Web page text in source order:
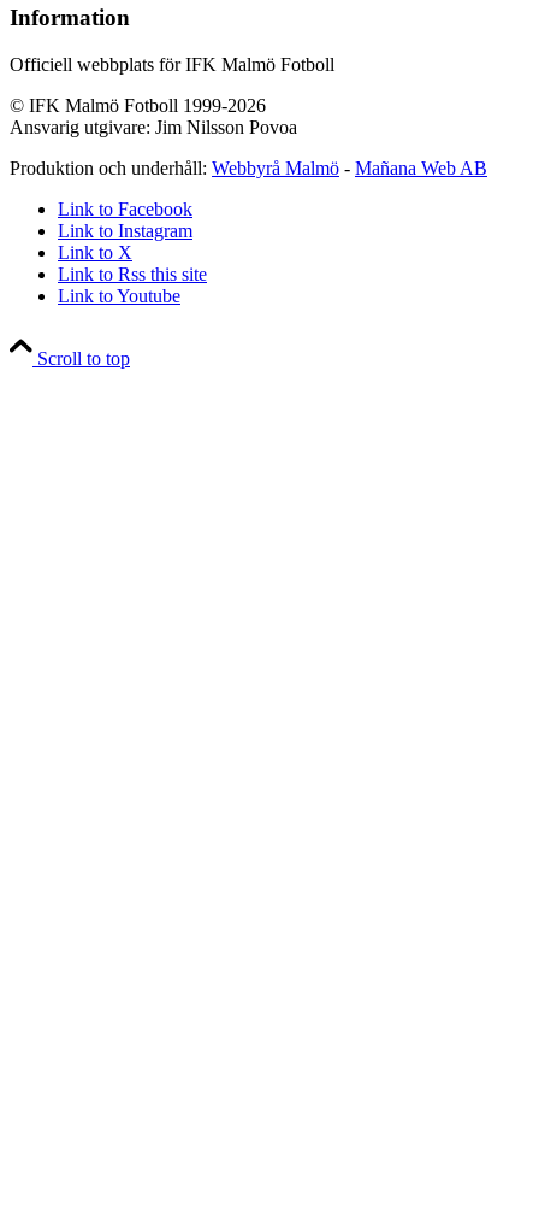
Information
Officiell webbplats för IFK Malmö Fotboll
© IFK Malmö Fotboll 1999-2026
Ansvarig utgivare: Jim Nilsson Povoa
Produktion och underhåll: Webbyrå Malmö - Mañana Web AB
Link to Facebook
Link to Instagram
Link to X
Link to Rss this site
Link to Youtube
Scroll to top